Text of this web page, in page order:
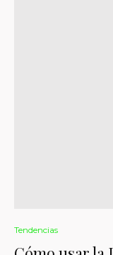
Tendencias